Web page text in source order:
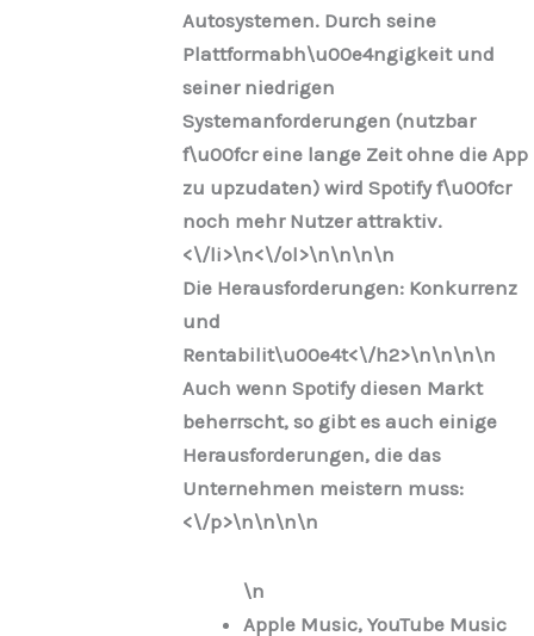
Autosystemen. Durch seine
Plattformabh\u00e4ngigkeit und
seiner niedrigen
Systemanforderungen (nutzbar
f\u00fcr eine lange Zeit ohne die App
zu upzudaten) wird Spotify f\u00fcr
noch mehr Nutzer attraktiv.
<\/li>\n<\/ol>\n\n\n\n
Die Herausforderungen: Konkurrenz
und
Rentabilit\u00e4t<\/h2>\n\n\n\n
Auch wenn Spotify diesen Markt
beherrscht, so gibt es auch einige
Herausforderungen, die das
Unternehmen meistern muss:
<\/p>\n\n\n\n
\n
Apple Music, YouTube Music